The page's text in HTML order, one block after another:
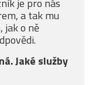
a tak mu
jak o ně
Jaké služby